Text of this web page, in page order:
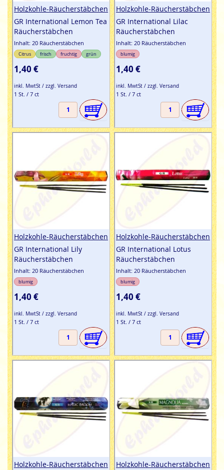
Holzkohle-Räucherstäbchen
GR International Lemon Tea
Räucherstäbchen
Inhalt: 20 Räucherstäbchen
Citrus frisch fruchtig grün
1,40 €
inkl. MwtSt / zzgl. Versand
1 St. / 7 ct
Holzkohle-Räucherstäbchen
GR International Lilac
Räucherstäbchen
Inhalt: 20 Räucherstäbchen
blumig
1,40 €
inkl. MwtSt / zzgl. Versand
1 St. / 7 ct
Holzkohle-Räucherstäbchen
GR International Lily
Räucherstäbchen
Inhalt: 20 Räucherstäbchen
blumig
1,40 €
inkl. MwtSt / zzgl. Versand
1 St. / 7 ct
Holzkohle-Räucherstäbchen
GR International Lotus
Räucherstäbchen
Inhalt: 20 Räucherstäbchen
blumig
1,40 €
inkl. MwtSt / zzgl. Versand
1 St. / 7 ct
Holzkohle-Räucherstäbchen
Holzkohle-Räucherstäbchen